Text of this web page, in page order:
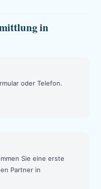
in
oder Telefon.
Sie eine erste
Partner in